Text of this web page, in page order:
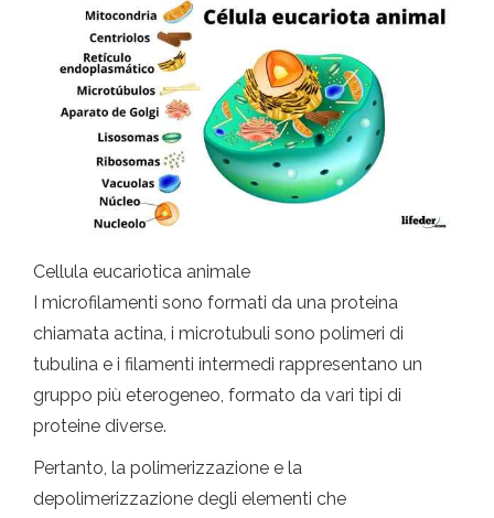
Cellula eucariotica animale
I microfilamenti sono formati da una proteina
chiamata actina, i microtubuli sono polimeri di
tubulina e i filamenti intermedi rappresentano un
gruppo più eterogeneo, formato da vari tipi di
proteine ​​diverse.
Pertanto, la polimerizzazione e la
depolimerizzazione degli elementi che